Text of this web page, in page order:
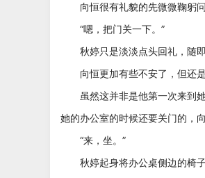
向恒很有礼貌的先微微鞠躬问
“嗯，把门关一下。”
秋婷只是淡淡点头回礼，随即
向恒更加有些不安了，但还是
虽然这并非是他第一次来到她
她的办公室的时候还要关门的，
“来，坐。”
秋婷起身将办公桌侧边的椅子